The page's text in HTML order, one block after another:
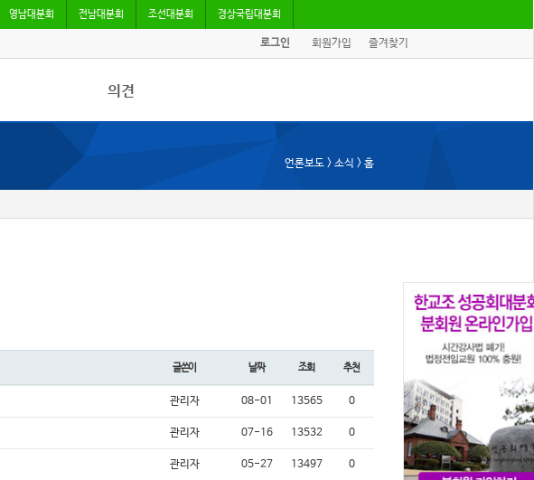
영남대분회 전남대분회 조선대분회 경상국립대분회
로그인 회원가입 즐겨찾기
의견
언론보도 > 소식 > 홈
글쓴이 날짜 조회 추천
관리자 08-01 13565 0
관리자 07-16 13532 0
관리자 05-27 13497 0